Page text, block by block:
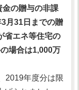
の贈与の非課
月31日までの贈
省エネ等住宅の
場合は1,000万
2019年度分は限